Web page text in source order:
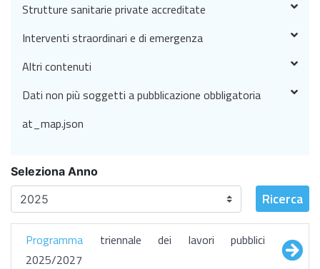
Seleziona Anno
Ricerca
Programma triennale dei lavori pubblici
2025/2027
Strutture sanitarie private accreditate
Interventi straordinari e di emergenza
Altri contenuti
Dati non più soggetti a pubblicazione obbligatoria
at_map.json